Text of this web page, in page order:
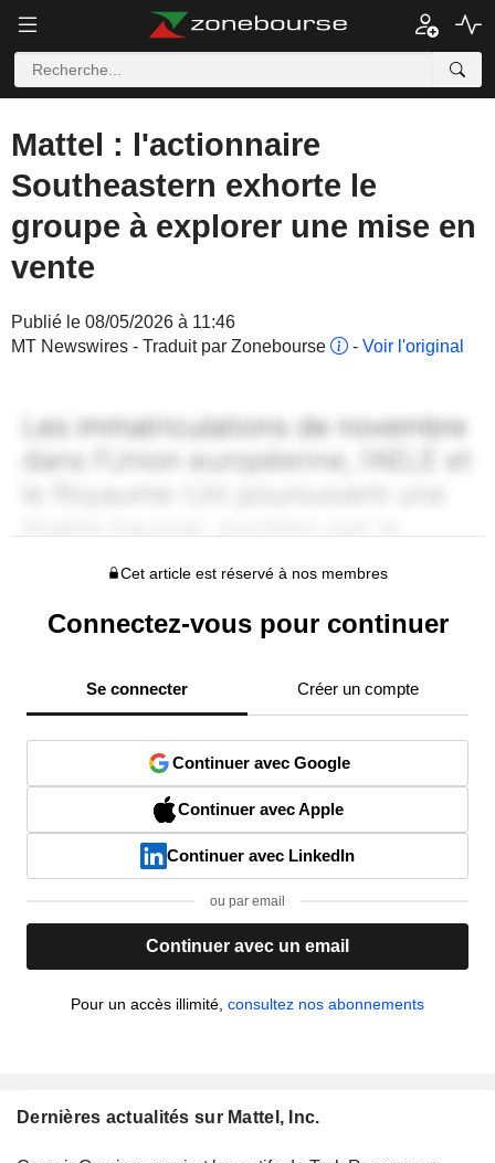
Mattel : l'actionnaire
Southeastern exhorte le
groupe à explorer une mise en
vente
Publié le 08/05/2026 à 11:46
MT Newswires - Traduit par Zonebourse
- Voir l'original
Cet article est réservé à nos membres
Connectez-vous pour continuer
Se connecter Créer un compte
Continuer avec Google
Continuer avec Apple
Continuer avec LinkedIn
ou par email
Continuer avec un email
Pour un accès illimité, consultez nos abonnements
Dernières actualités sur Mattel, Inc.